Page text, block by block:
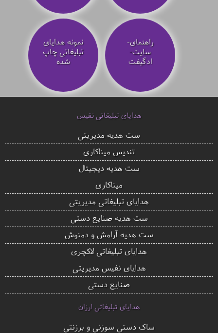
راهنمای-
سایت-
ادگیفت
نمونه هدایای
تبلیغاتی چاپ
شده
هدایای تبلیغاتی نفیس
ست هدیه مدیریتی
تندیس میناکاری
ست هدیه دیجیتال
میناکاری
هدایای تبلیغاتی مدیریتی
ست هدیه صنایع دستی
ست هدیه آرامش و دمنوش
هدایای تبلیغاتی لاکچری
هدایای نفیس مدیریتی
صنایع دستی
هدایای تبلیغاتی ارزان
ساک دستی سوزنی و برزنتی